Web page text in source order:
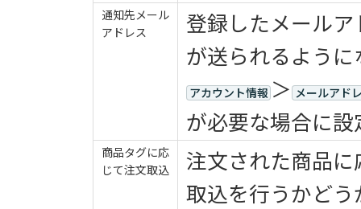
通知先メール
アドレス
登録したメール
が送られるように
アカウント情報 ＞ メールアド
が必要な場合に
商品タグに応
じて注文取込
注文された商品
取込を行うかど